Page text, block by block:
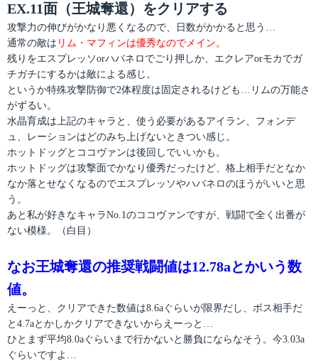
EX.11面（王城奪還）をクリアする
攻撃力の伸びがかなり悪くなるので、日数がかかると思う…
通常の敵は リム・マフィンは優秀なのでメイン。
残りをエスプレッソorハバネロでごり押しか、エクレアorモカでガ
チガチにするかは敵による感じ。
というか特殊攻撃防御で2体程度は固定されるけども…リムの万能さ
がずるい。
水晶育成は上記のキャラと、使う必要があるアイラン、フォンデ
ュ、レーションはどのみち上げないときつい感じ。
ホットドッグとココヴァンは後回しでいいかも。
ホットドッグは攻撃面でかなり優秀だったけど、格上相手だとなか
なか落とせなくなるのでエスプレッソやハバネロのほうがいいと思
う。
あと私が好きなキャラNo.1のココヴァンですが、戦闘で全く出番が
ない模様。（白目）
なお王城奪還の推奨戦闘値は12.78aとかいう数
値。
えーっと、クリアできた数値は8.6aぐらいが限界だし、ボス相手だ
と4.7aとかしかクリアできないからえーっと…
ひとまず平均8.0aぐらいまで行かないと勝負にならなそう。今3.03a
ぐらいですよ…